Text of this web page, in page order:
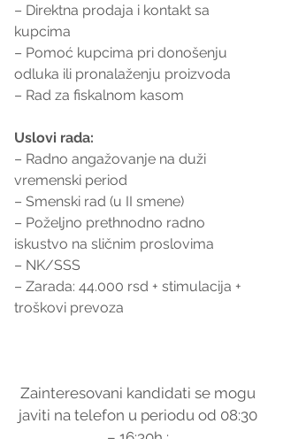
– Direktna prodaja i kontakt sa
kupcima
– Pomoć kupcima pri donošenju
odluka ili pronalaženju proizvoda
– Rad za fiskalnom kasom
Uslovi rada:
– Radno angažovanje na duži
vremenski period
– Smenski rad (u II smene)
– Poželjno prethnodno radno
iskustvo na sličnim proslovima
– NK/SSS
– Zarada: 44.000 rsd + stimulacija +
troškovi prevoza
Zainteresovani kandidati se mogu
javiti na telefon u periodu od 08:30